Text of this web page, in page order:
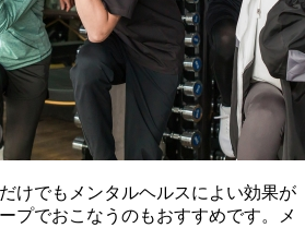
けでもメンタルヘルスによい効果が
プでおこなうのもおすすめです。メ